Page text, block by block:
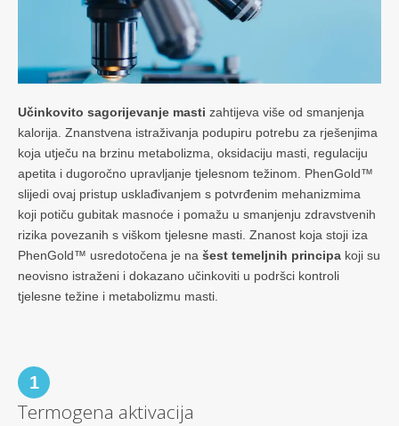
Učinkovito sagorijevanje masti zahtijeva više od smanjenja
kalorija. Znanstvena istraživanja podupiru potrebu za rješenjima
koja utječu na brzinu metabolizma, oksidaciju masti, regulaciju
apetita i dugoročno upravljanje tjelesnom težinom. PhenGold™
slijedi ovaj pristup usklađivanjem s potvrđenim mehanizmima
koji potiču gubitak masnoće i pomažu u smanjenju zdravstvenih
rizika povezanih s viškom tjelesne masti. Znanost koja stoji iza
PhenGold™ usredotočena je na šest temeljnih principa koji su
neovisno istraženi i dokazano učinkoviti u podršci kontroli
tjelesne težine i metabolizmu masti.
1
Termogena aktivacija